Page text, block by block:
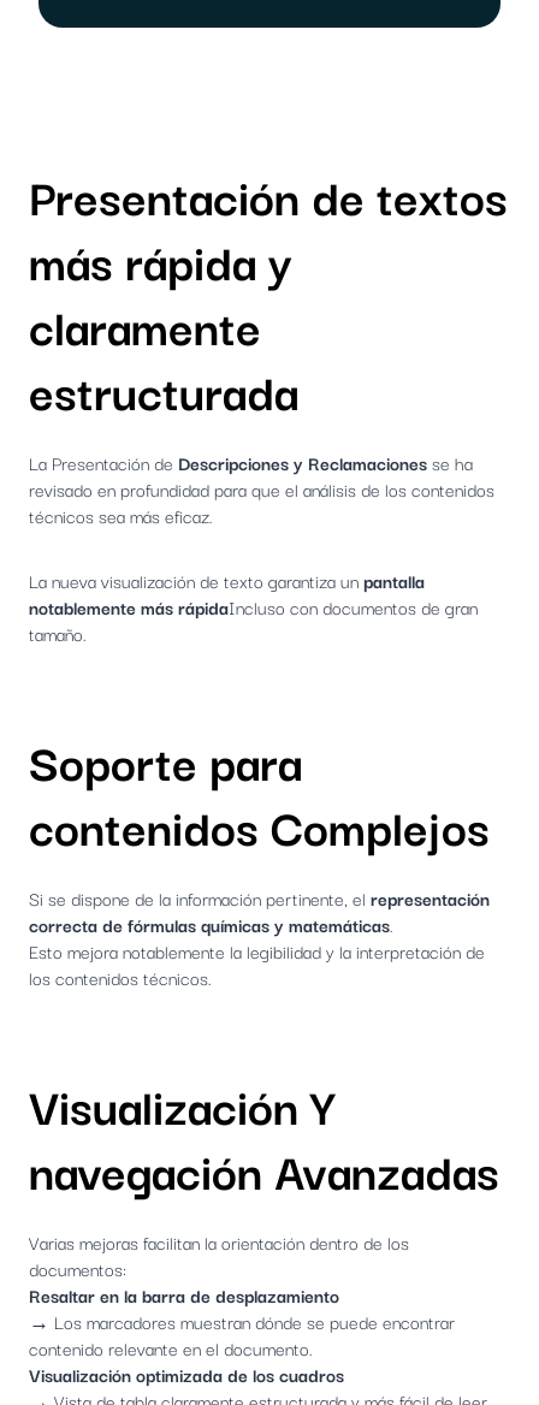
Presentación de textos
más rápida y
claramente
estructurada
La Presentación de Descripciones y Reclamacionesse ha
revisado en profundidad para que el análisis de los contenidos
técnicos sea más eficaz.
La nueva visualización de texto garantiza unpantalla
notablemente más rápidaIncluso con documentos de gran
tamaño.
Soporte para
contenidos Complejos
Si se dispone de la información pertinente, el representación
correcta de fórmulas químicas y matemáticas.
Esto mejora notablemente la legibilidad y la interpretación de
los contenidos técnicos.
Visualización Y
navegación Avanzadas
Varias mejoras facilitan la orientación dentro de los
documentos:
Resaltar en la barra de desplazamiento
→ Los marcadores muestran dónde se puede encontrar
contenido relevante en el documento.
Visualización optimizada de los cuadros